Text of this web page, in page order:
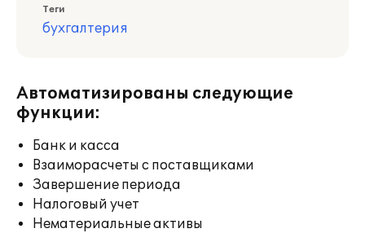
Теги
бухгалтерия
Автоматизированы следующие
функции:
Банк и касса
Взаиморасчеты с поставщиками
Завершение периода
Налоговый учет
Нематериальные активы